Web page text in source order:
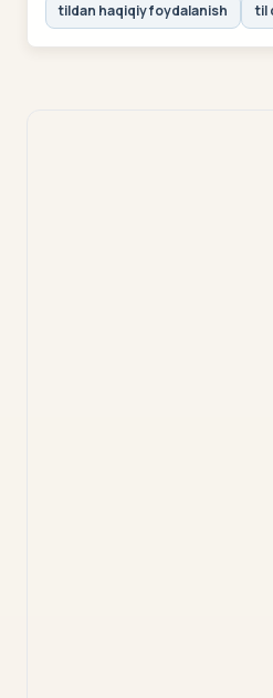
tildan haqiqiy foydalanish
til